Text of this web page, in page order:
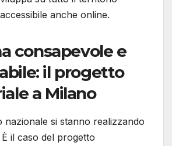
anche online.
consapevole e
il progetto
a Milano
nazionale si stanno realizzando
il caso del progetto